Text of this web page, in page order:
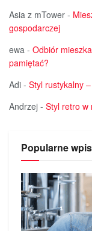
Asia z mTower -
gospodarczej
ewa - Odbiór
pamiętać?
Adi - Styl rustykalny
Andrzej - Styl retro w
Popularne